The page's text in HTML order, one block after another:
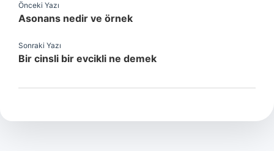
Önceki Yazı
Asonans nedir ve örnek
Sonraki Yazı
Bir cinsli bir evcikli ne demek